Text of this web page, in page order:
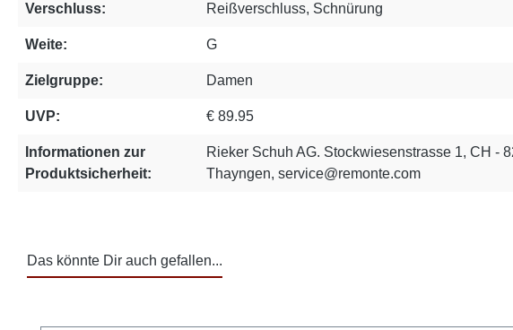
Verschluss: Reißverschluss, Schnürung
Weite: G
Zielgruppe: Damen
UVP: € 89.95
Informationen zur
Produktsicherheit:
Rieker Schuh AG. Stockwiesenstrasse 1, CH -
Thayngen, service@remonte.com
Das könnte Dir auch gefallen...